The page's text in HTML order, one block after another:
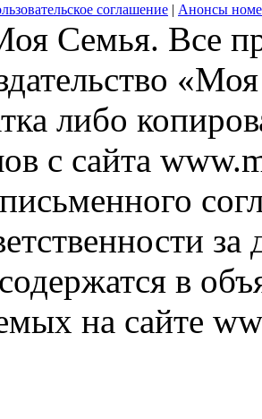
соглашение | Анонсы
Семья. Все
либо
с сайта
в
на сайте